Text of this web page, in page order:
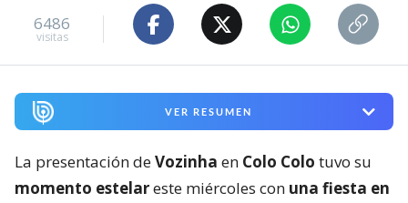
6486
visitas
VER RESUMEN
La presentación deVozinha en Colo Colo tuvo su
momento estelareste miércoles con una fiesta en